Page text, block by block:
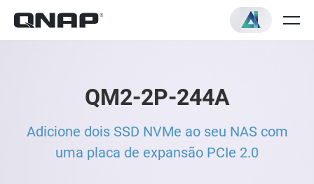
QM2-2P-244A
Adicione dois SSD NVMe ao seu NAS com
uma placa de expansão PCIe 2.0